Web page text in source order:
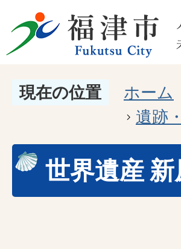
現在の位置 ホーム
遺跡
世界遺産